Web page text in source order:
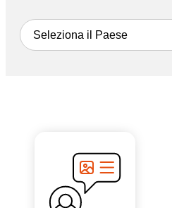
Seleziona il Paese